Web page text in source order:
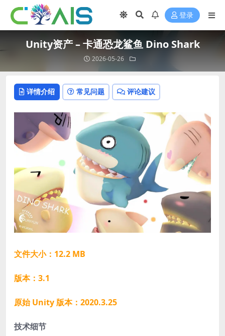
登录
Unity资产 – 卡通恐龙鲨鱼 Dino Shark
2026-05-26
详情介绍 常见问题 评论建议
文件大小：12.2 MB
版本：3.1
原始 Unity 版本：2020.3.25
技术细节